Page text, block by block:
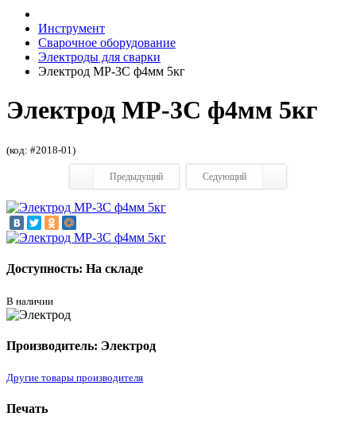
Инструмент
Сварочное оборудование
Электроды для сварки
Электрод МР-3С ф4мм 5кг
Электрод МР-3С ф4мм 5кг
(код: #2018-01)
Предыдущий Седующий
Доступность: На складе
В наличии
Производитель: Электрод
Другие товары производителя
Печать